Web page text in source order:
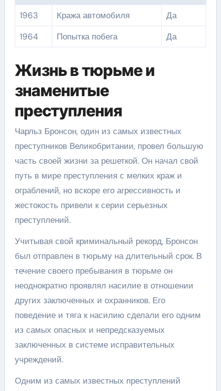
1963
Кража автомобиля
Да
1964
Попытка побега Да
Жизнь в тюрьме и
знаменитые
преступления
Чарльз Бронсон, один из самых известных
преступников Великобритании, провел большую
часть своей жизни за решеткой. Он начал свой
путь в мире преступления с мелких краж и
ограблений, но вскоре его агрессивность и
жестокость привели к серии серьезных
преступлений.
Учитывая свой криминальный рекорд, Бронсон
был отправлен в тюрьму на длительный срок. В
течение своего пребывания в тюрьме он
неоднократно проявлял насилие в отношении
других заключенных и охранников. Его
поведение и тяга к насилию сделали его одним
из самых опасных и непредсказуемых
заключенных в системе исправительных
учреждений.
Одним из самых известных преступлений